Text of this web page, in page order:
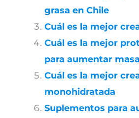
grasa en Chile
Cuál es la mejor
Cuál es la mejor
para aumentar
Cuál es la mejor
monohidratada
Suplementos para